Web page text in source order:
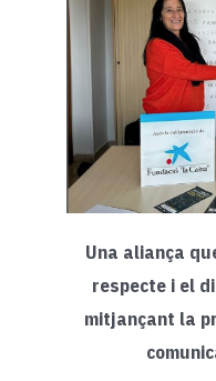
Una aliança
respecte i el
mitjançant la